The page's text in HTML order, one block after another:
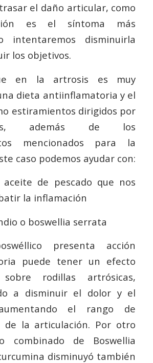
el daño articular, como
es el síntoma más
intentaremos disminuirla
los objetivos.
en la artrosis es muy
dieta antiinflamatoria y el
estiramientos dirigidos por
además de los
mencionados para la
caso podemos ayudar con:
de pescado que nos
la inflamación
o boswellia serrata
presenta acción
puede tener un efecto
sobre rodillas artrósicas,
a disminuir el dolor y el
el rango de
de la articulación. Por otro
combinado de Boswellia
disminuyó también